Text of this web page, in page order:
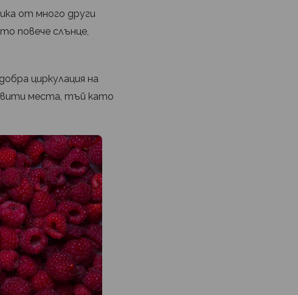
от много други
повече слънце,
циркулация на
места, тъй като